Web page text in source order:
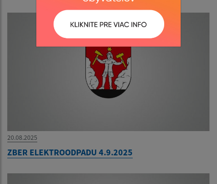
20.08.2025
ZBER ELEKTROODPADU 4.9.2025